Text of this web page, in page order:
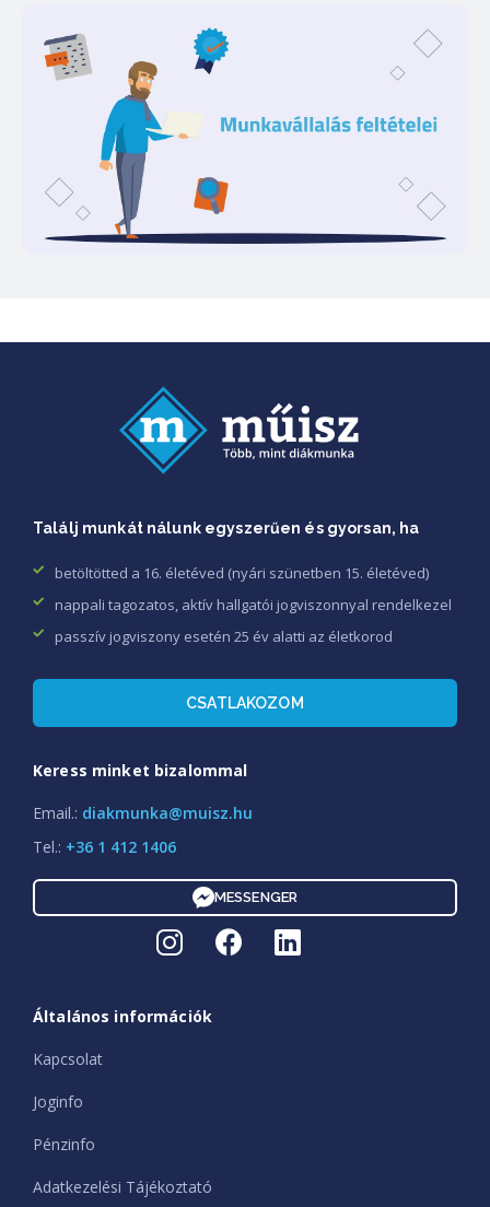
Találj munkát nálunk egyszerűen és gyorsan, ha
betöltötted a 16. életéved (nyári szünetben 15. életéved)
nappali tagozatos, aktív hallgatói jogviszonnyal rendelkezel
passzív jogviszony esetén 25 év alatti az életkorod
CSATLAKOZOM
Keress minket bizalommal
Email.: diakmunka@muisz.hu
Tel.: +36 1 412 1406
MESSENGER
Általános információk
Kapcsolat
Joginfo
Pénzinfo
Adatkezelési Tájékoztató